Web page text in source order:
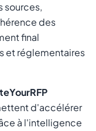
sources,
des
final
et réglementaires
d'accélérer
à l'intelligence